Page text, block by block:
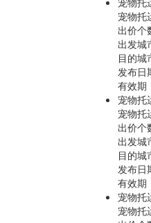
宠物托
出价个
出发城
目的城
发布日
有效期
宠物托
宠物托
出价个
出发城
目的城
发布日
有效期
宠物托
宠物托